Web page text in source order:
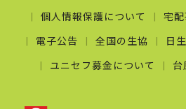
個人情報保護について 宅
電子公告 全国の生協 日
ユニセフ募金について 台